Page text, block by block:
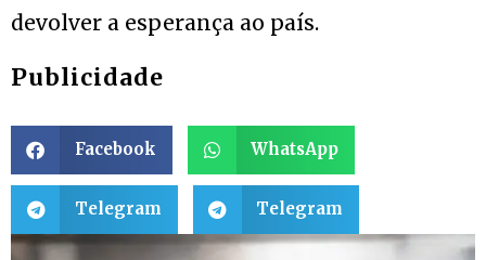
devolver a esperança ao país.
Publicidade
Facebook WhatsApp
Telegram Telegram